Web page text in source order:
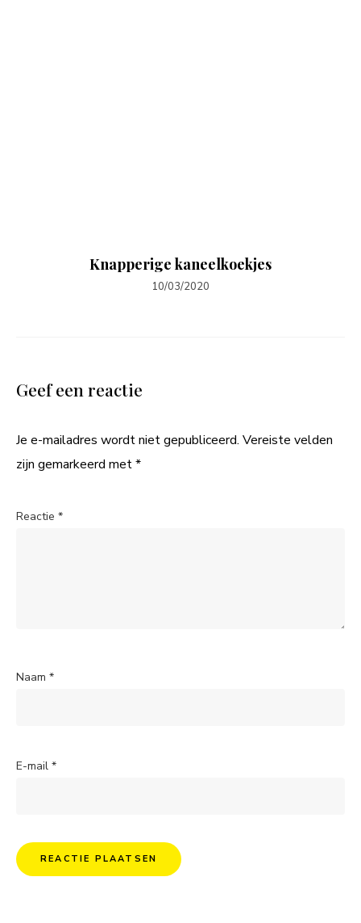
Knapperige kaneelkoekjes
10/03/2020
Geef een reactie
Je e-mailadres wordt niet gepubliceerd. Vereiste velden
zijn gemarkeerd met*
Reactie *
Naam *
E-mail *